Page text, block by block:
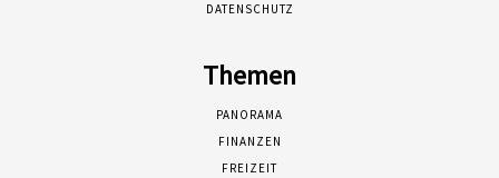
DATENSCHUTZ
Themen
PANORAMA
FINANZEN
FREIZEIT